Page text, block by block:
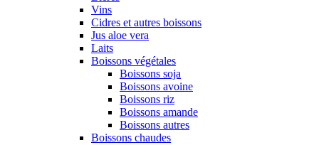
Vins
Cidres et autres boissons
Jus aloe vera
Laits
Boissons végétales
Boissons soja
Boissons avoine
Boissons riz
Boissons amande
Boissons autres
Boissons chaudes